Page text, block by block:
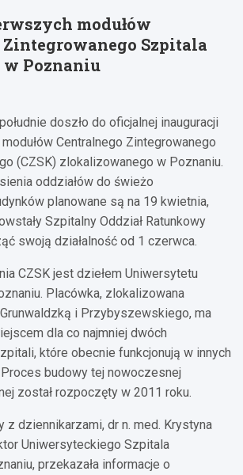
modułów
Szpitala
Poznaniu
doszło do oficjalnej inauguracji
Centralnego Zintegrowanego
(CZSK) zlokalizowanego w Poznaniu.
oddziałów do świeżo
planowane są na 19 kwietnia,
Szpitalny Oddział Ratunkowy
swoją działalność od 1 czerwca.
CZSK jest dziełem Uniwersytetu
Placówka, zlokalizowana
i Przybyszewskiego, ma
dla co najmniej dwóch
które obecnie funkcjonują w innych
budowy tej nowoczesnej
został rozpoczęty w 2011 roku.
z dziennikarzami, dr n. med. Krystyna
Uniwersyteckiego Szpitala
przekazała informacje o